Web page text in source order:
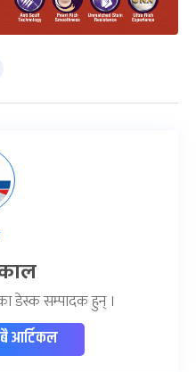
डेस्क सम्पादक हुन् ।